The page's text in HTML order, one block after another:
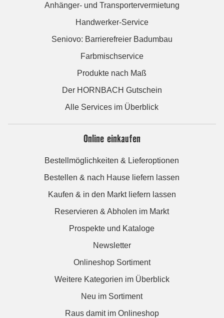
Anhänger- und Transportervermietung
Handwerker-Service
Seniovo: Barrierefreier Badumbau
Farbmischservice
Produkte nach Maß
Der HORNBACH Gutschein
Alle Services im Überblick
Online einkaufen
Bestellmöglichkeiten & Lieferoptionen
Bestellen & nach Hause liefern lassen
Kaufen & in den Markt liefern lassen
Reservieren & Abholen im Markt
Prospekte und Kataloge
Newsletter
Onlineshop Sortiment
Weitere Kategorien im Überblick
Neu im Sortiment
Raus damit im Onlineshop